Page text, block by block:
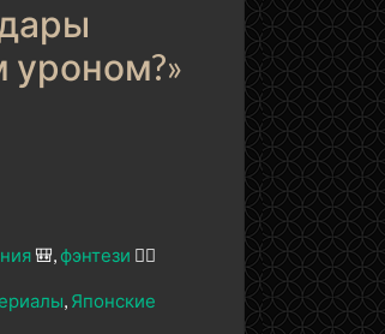
🎒 фэнтези 🧝‍♂️
Японские